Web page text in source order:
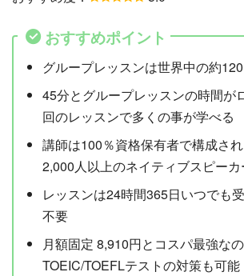
おすすめポイント
グループレッスンは世界中の約
45分とグループレッスンの時間が
回のレッスンで多くの事が学べる
講師は100％資格保有者で構成さ
2,000人以上のネイティブスピーカ
レッスンは24時間365日いつでも
不要
月額固定 8,910円とコスパ最強な
TOEIC/TOEFLテストの対策も可能